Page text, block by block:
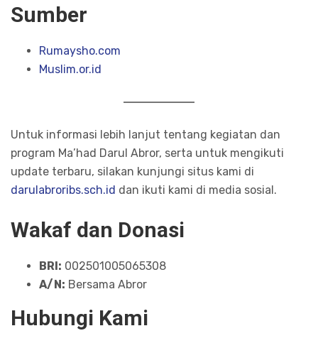
Sumber
Rumaysho.com
Muslim.or.id
Untuk informasi lebih lanjut tentang kegiatan dan
program Ma’had Darul Abror, serta untuk mengikuti
update terbaru, silakan kunjungi situs kami di
darulabroribs.sch.id dan ikuti kami di media sosial.
Wakaf dan Donasi
BRI: 002501005065308
A/N: Bersama Abror
Hubungi Kami